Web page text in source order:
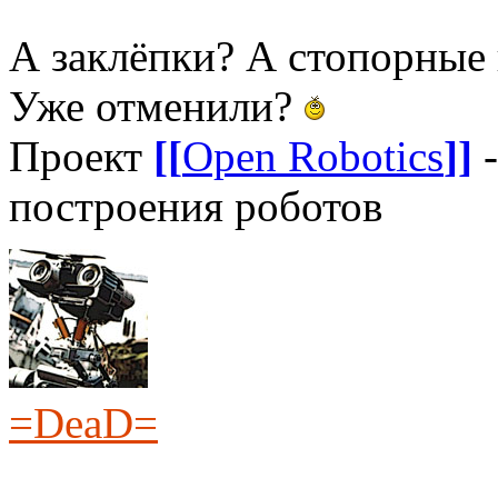
А заклёпки? А
Уже отменили?
Проект [[Open Robotics]]
построения роботов
=DeaD=